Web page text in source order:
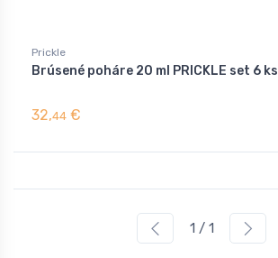
Prickle
Brúsené poháre 20 ml PRICKLE set 6 ks
32,44 €
1 / 1